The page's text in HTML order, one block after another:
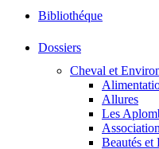
Bibliothéque
Dossiers
Cheval et
Allures
Les
Beautés et